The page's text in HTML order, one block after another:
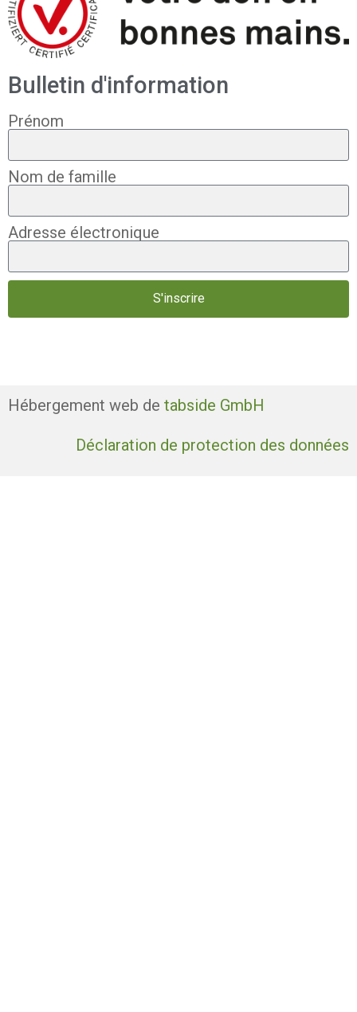
Bulletin d'information
Prénom
Nom de famille
Adresse électronique
S'inscrire
Hébergement web de tabside GmbH
Déclaration de protection des données